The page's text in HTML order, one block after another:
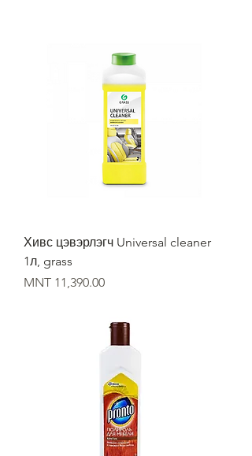
Хивс цэвэрлэгч Universal cleaner
1л, grass
Price
MNT 11,390.00